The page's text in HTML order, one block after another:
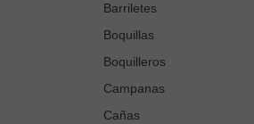
Barriletes
Boquillas
Boquilleros
Campanas
Cañas